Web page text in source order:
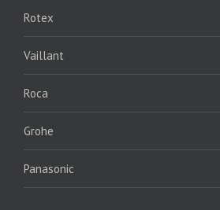
Rotex
Vaillant
Roca
Grohe
Panasonic